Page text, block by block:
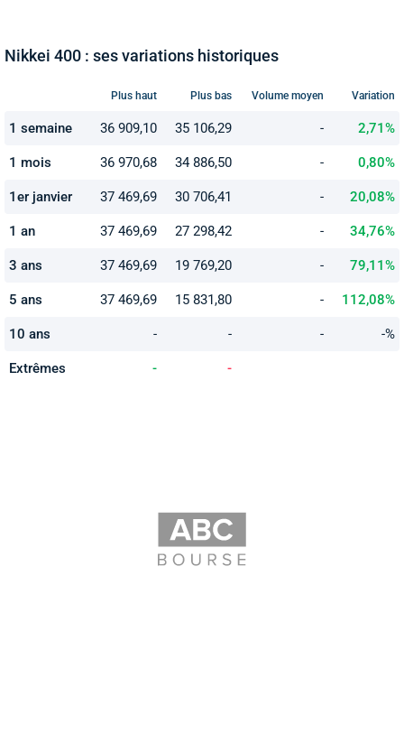
Nikkei 400 : ses variations historiques
Plus haut Plus bas Volume moyen Variation
1 semaine 36 909,10 35 106,29 - 2,71%
1 mois 36 970,68 34 886,50 - 0,80%
1er janvier 37 469,69 30 706,41 - 20,08%
1 an 37 469,69 27 298,42 - 34,76%
3 ans 37 469,69 19 769,20 - 79,11%
5 ans 37 469,69 15 831,80 - 112,08%
10 ans - - - -%
Extrêmes - -